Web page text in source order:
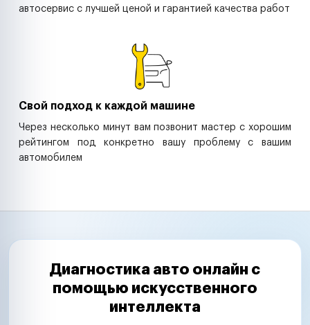
автосервис с лучшей ценой и гарантией качества работ
Свой подход к каждой машине
Через несколько минут вам позвонит мастер с хорошим
рейтингом под конкретно вашу проблему с вашим
автомобилем
Диагностика авто онлайн с
помощью искусственного
интеллекта